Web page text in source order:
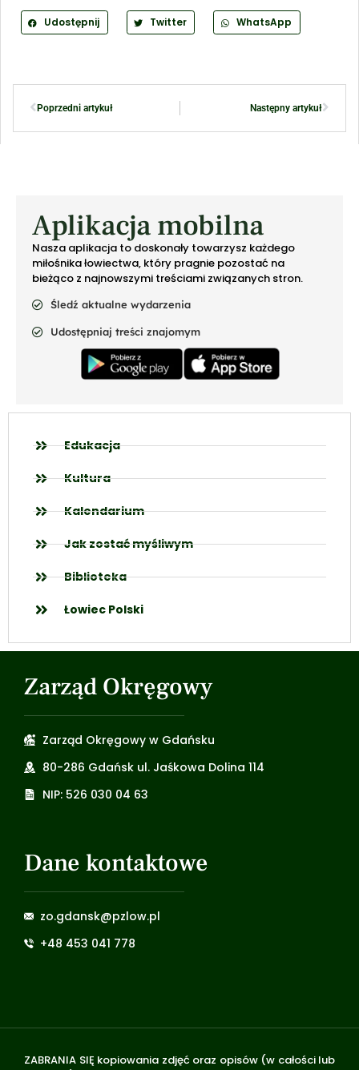
Udostępnij Twitter WhatsApp
Poprzedni artykuł Następny artykuł
Aplikacja mobilna
Nasza aplikacja to doskonały towarzysz każdego
miłośnika łowiectwa, który pragnie pozostać na
bieżąco z najnowszymi treściami związanych stron.
Śledź aktualne wydarzenia
Udostępniaj treści znajomym
Edukacja
Kultura
Kalendarium
Jak zostać myśliwym
Biblioteka
Łowiec Polski
Zarząd Okręgowy
Zarząd Okręgowy w Gdańsku
80-286 Gdańsk ul. Jaśkowa Dolina 114
NIP: 526 030 04 63
Dane kontaktowe
zo.gdansk@pzlow.pl
+48 453 041 778
ZABRANIA SIĘ kopiowania zdjęć oraz opisów (w całości lub